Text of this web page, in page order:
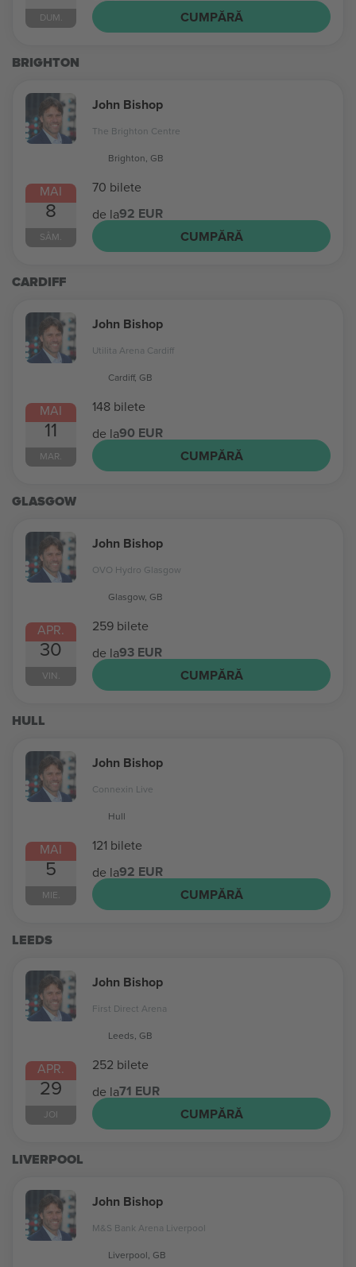
DUM.
CUMPĂRĂ
BRIGHTON
MAI
8
SÂM.
John Bishop
The Brighton Centre
Brighton, GB
70 bilete
de la92 EUR
CUMPĂRĂ
CARDIFF
MAI
11
MAR.
John Bishop
Utilita Arena Cardiff
Cardiff, GB
148 bilete
de la90 EUR
CUMPĂRĂ
GLASGOW
APR.
30
VIN.
John Bishop
OVO Hydro Glasgow
Glasgow, GB
259 bilete
de la93 EUR
CUMPĂRĂ
HULL
MAI
5
MIE.
John Bishop
Connexin Live
Hull
121 bilete
de la92 EUR
CUMPĂRĂ
LEEDS
APR.
29
JOI
John Bishop
First Direct Arena
Leeds, GB
252 bilete
de la71 EUR
CUMPĂRĂ
LIVERPOOL
John Bishop
M&S Bank Arena Liverpool
Liverpool, GB